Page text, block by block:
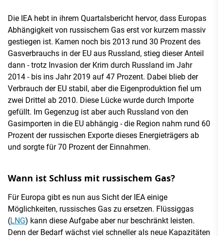
Die IEA hebt in ihrem Quartalsbericht hervor, dass Europas
Abhängigkeit von russischem Gas erst vor kurzem massiv
gestiegen ist. Kamen noch bis 2013 rund 30 Prozent des
Gasverbrauchs in der EU aus Russland, stieg dieser Anteil
dann - trotz Invasion der Krim durch Russland im Jahr
2014 - bis ins Jahr 2019 auf 47 Prozent. Dabei blieb der
Verbrauch der EU stabil, aber die Eigenproduktion fiel um
zwei Drittel ab 2010. Diese Lücke wurde durch Importe
gefüllt. Im Gegenzug ist aber auch Russland von den
Gasimporten in die EU abhängig - die Region nahm rund 60
Prozent der russischen Exporte dieses Energieträgers ab
und sorgte für 70 Prozent der Einnahmen.
Wann ist Schluss mit russischem Gas?
Für Europa gibt es nun aus Sicht der IEA einige
Möglichkeiten, russisches Gas zu ersetzen. Flüssiggas
(LNG) kann diese Aufgabe aber nur beschränkt leisten.
Denn der Bedarf wächst viel schneller als neue Kapazitäten